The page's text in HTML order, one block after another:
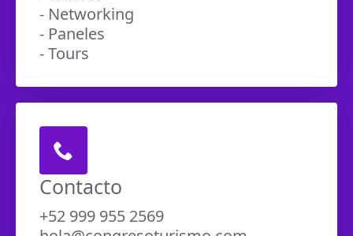
- Networking
- Paneles
- Tours
Contacto
+52 999 955 2569